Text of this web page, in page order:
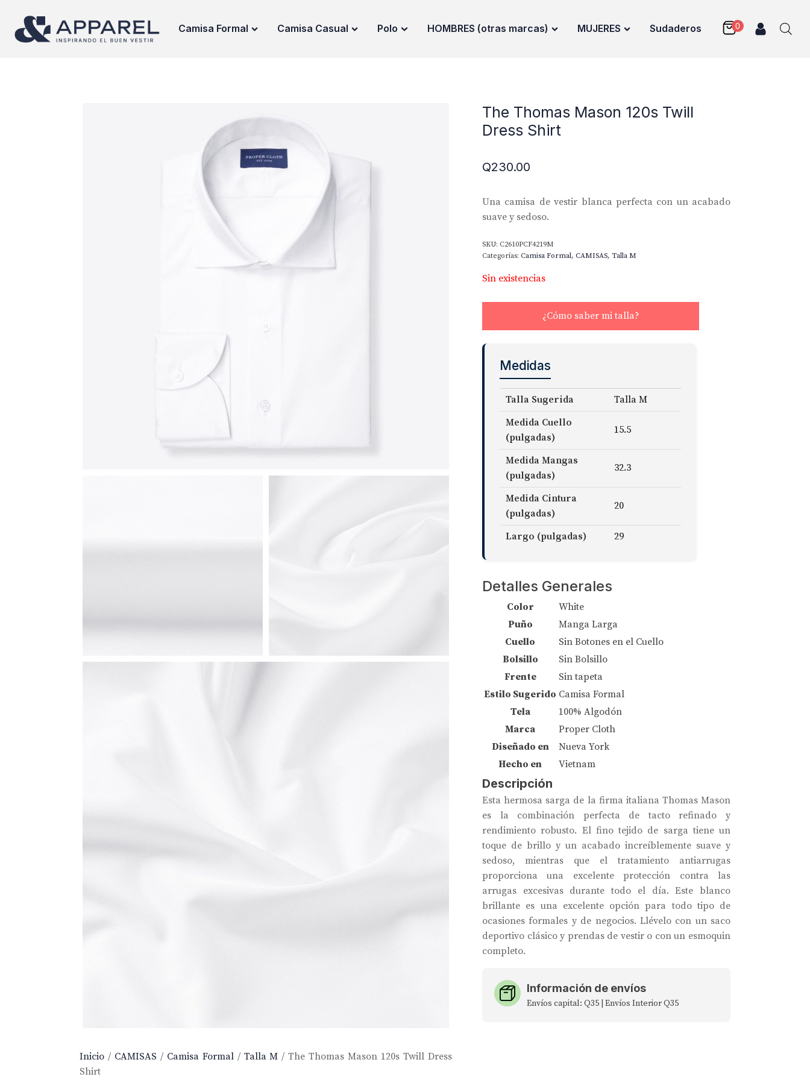
Camisa Formal Camisa Casual Polo HOMBRES (otras marcas) MUJERES Sudaderos
Inicio / CAMISAS / Camisa Formal/ Talla M / The Thomas Mason 120s Twill Dress
Shirt
The Thomas Mason 120s Twill
Dress Shirt
Q230.00
Una camisa de vestir blanca perfecta con un acabado
suave y sedoso.
SKU: C2610PCF4219M
Categorías: Camisa Formal, CAMISAS, Talla M
Sin existencias
¿Cómo saber mi talla?
Medidas
Talla Sugerida
Talla M
Medida Cuello
(pulgadas)
15.5
Medida Mangas
(pulgadas)
32.3
Medida Cintura
(pulgadas)
20
Largo (pulgadas) 29
Detalles Generales
Color
White
Puño
Manga Larga
Cuello
Sin Botones en el Cuello
Bolsillo
Sin Bolsillo
Frente
Sin tapeta
Estilo Sugerido Camisa Formal
Tela
100% Algodón
Marca
Proper Cloth
Diseñado en
Nueva York
Hecho en
Vietnam
Descripción
Esta hermosa sarga de la firma italiana Thomas Mason
es la combinación perfecta de tacto refinado y
rendimiento robusto. El fino tejido de sarga tiene un
toque de brillo y un acabado increíblemente suave y
sedoso, mientras que el tratamiento antiarrugas
proporciona una excelente protección contra las
arrugas excesivas durante todo el día. Este blanco
brillante es una excelente opción para todo tipo de
ocasiones formales y de negocios. Llévelo con un saco
deportivo clásico y prendas de vestir o con un esmoquin
completo.
Información de envíos
Envíos capital: Q35 | Envíos Interior Q35